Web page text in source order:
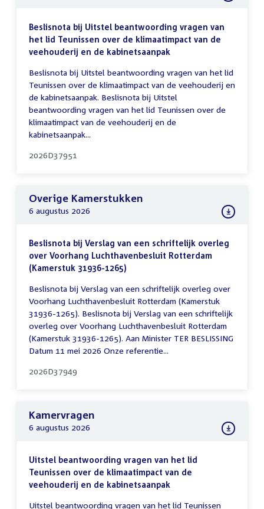
Beslisnota bij Uitstel beantwoording vragen van
het lid Teunissen over de klimaatimpact van de
veehouderij en de kabinetsaanpak
Beslisnota bij Uitstel beantwoording vragen van het lid
Teunissen over de klimaatimpact van de veehouderij en
de kabinetsaanpak. Beslisnota bij Uitstel
beantwoording vragen van het lid Teunissen over de
klimaatimpact van de veehouderij en de
kabinetsaanpak...
2026D37951
Overige Kamerstukken
6 augustus 2026
Beslisnota bij Verslag van een schriftelijk overleg
over Voorhang Luchthavenbesluit Rotterdam
(Kamerstuk 31936-1265)
Beslisnota bij Verslag van een schriftelijk overleg over
Voorhang Luchthavenbesluit Rotterdam (Kamerstuk
31936-1265). Beslisnota bij Verslag van een schriftelijk
overleg over Voorhang Luchthavenbesluit Rotterdam
(Kamerstuk 31936-1265). Aan Minister TER BESLISSING
Datum 11 mei 2026 Onze referentie...
2026D37949
Kamervragen
6 augustus 2026
Uitstel beantwoording vragen van het lid
Teunissen over de klimaatimpact van de
veehouderij en de kabinetsaanpak
Uitstel beantwoording vragen van het lid Teunissen